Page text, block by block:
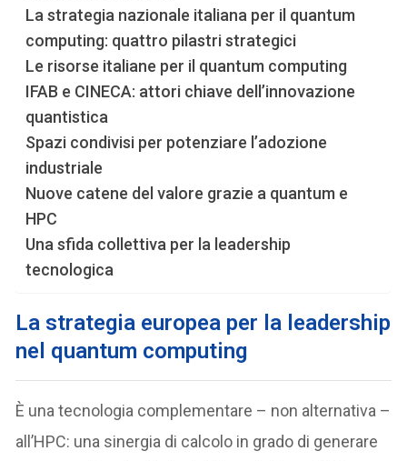
La strategia nazionale italiana per il quantum
computing: quattro pilastri strategici
Le risorse italiane per il quantum computing
IFAB e CINECA: attori chiave dell’innovazione
quantistica
Spazi condivisi per potenziare l’adozione
industriale
Nuove catene del valore grazie a quantum e
HPC
Una sfida collettiva per la leadership
tecnologica
La strategia europea per la leadership
nel quantum computing
È una tecnologia complementare – non alternativa –
all’HPC: una sinergia di calcolo in grado di generare